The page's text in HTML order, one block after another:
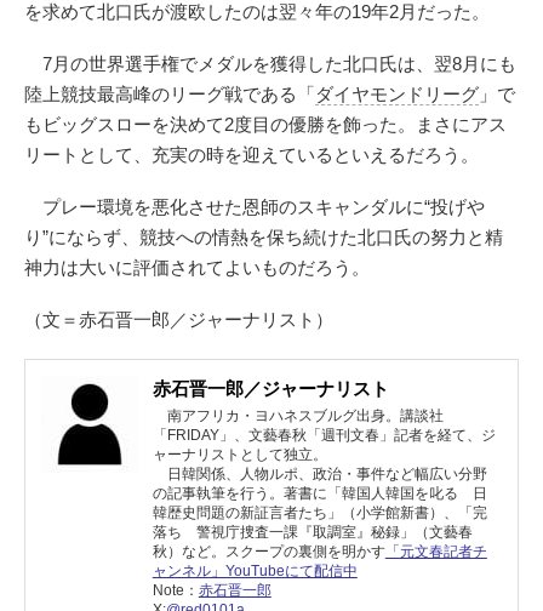
を求めて北口氏が渡欧したのは翌々年の19年2月だった。
7月の世界選手権でメダルを獲得した北口氏は、翌8月にも
陸上競技最高峰のリーグ戦である「ダイヤモンドリーグ 」で
もビッグスローを決めて2度目の優勝を飾った。まさにアス
リートとして、充実の時を迎えているといえるだろう。
プレー環境を悪化させた恩師のスキャンダルに“投げや
り”にならず、競技への情熱を保ち続けた北口氏の努力と精
神力は大いに評価されてよいものだろう。
（文＝赤石晋一郎／ジャーナリスト）
赤石晋一郎／ジャーナリスト
南アフリカ・ヨハネスブルグ出身。講談社
「FRIDAY」、文藝春秋「週刊文春」記者を経て、ジ
ャーナリストとして独立。
日韓関係、人物ルポ、政治・事件など幅広い分野
の記事執筆を行う。著書に「韓国人韓国を叱る 日
韓歴史問題の新証言者たち」（小学館新書）、「完
落ち 警視庁捜査一課『取調室』秘録」（文藝春
秋）など。スクープの裏側を明かす「元文春記者チ
ャンネル」YouTubeにて配信中
Note： 赤石晋一郎